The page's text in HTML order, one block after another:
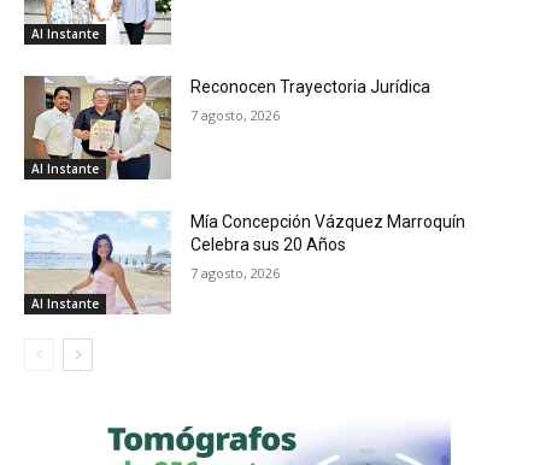
Al Instante
Al Instante
Reconocen Trayectoria Jurídica
7 agosto, 2026
Al Instante
Mía Concepción Vázquez Marroquín
Celebra sus 20 Años
7 agosto, 2026